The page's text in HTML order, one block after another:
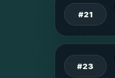
#21
#23